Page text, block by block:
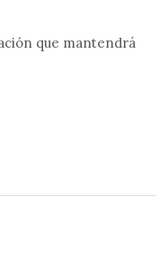
que mantendrá